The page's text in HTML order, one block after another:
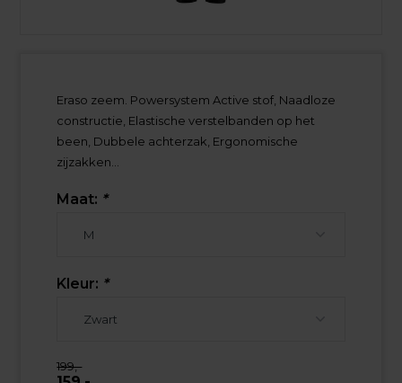
Eraso zeem. Powersystem Active stof, Naadloze
constructie, Elastische verstelbanden op het
been, Dubbele achterzak, Ergonomische
zijzakken...
Maat: *
Kleur: *
199,-